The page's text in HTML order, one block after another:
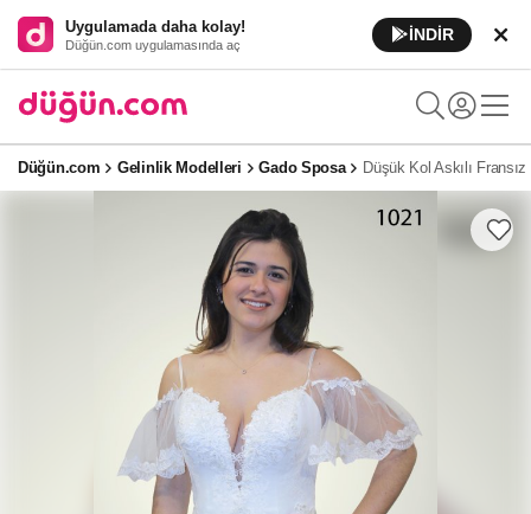
Uygulamada daha kolay!
Düğün.com uygulamasında aç
İNDİR
Düğün.com Gelinlik Modelleri Gado Sposa Düşük Kol Askılı